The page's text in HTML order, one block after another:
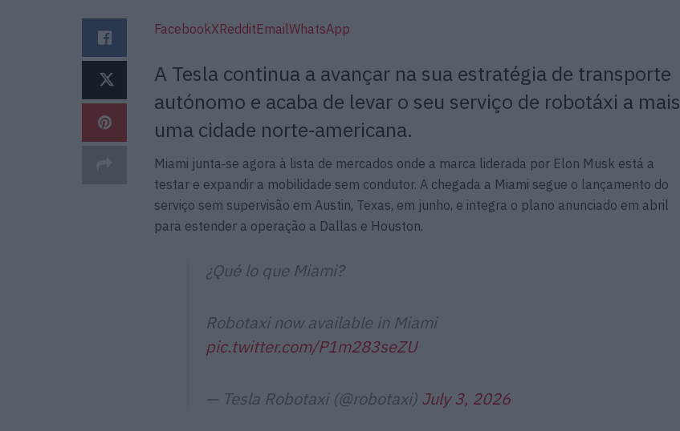
FacebookXRedditEmailWhatsApp
A Tesla continua a avançar na sua estratégia de transporte
autónomo e acaba de levar o seu serviço de robotáxi a mais
uma cidade norte‑americana.
Miami junta‑se agora à lista de mercados onde a marca liderada por Elon Musk está a
testar e expandir a mobilidade sem condutor. A chegada a Miami segue o lançamento do
serviço sem supervisão em Austin, Texas, em junho, e integra o plano anunciado em abril
para estender a operação a Dallas e Houston.
¿Qué lo que Miami?
Robotaxi now available in Miami
pic.twitter.com/P1m283seZU
— Tesla Robotaxi (@robotaxi) July 3, 2026